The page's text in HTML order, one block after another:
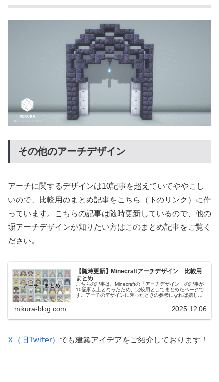
その他のアーチデザイン
アーチに関するデザインは10記事を超えていてややこし
いので、比較用のまとめ記事をこちら（下のリンク）に作
っています。こちらの記事は随時更新しているので、他の
塀アーチデザインが知りたい方はこのまとめ記事をご覧く
ださい。
【随時更新】Minecraftアーチデザイン 比較用
まとめ
こちらの記事は、Minecraftの「アーチデザイン」の記事が
10記事以上となったため、比較用としてまとめたページで
す。アーチのデザインに迷ったときの参考になれば嬉しい
mikura-blog.com 2025.12.06
X（旧Twitter） でも建築アイデアをご紹介しております！